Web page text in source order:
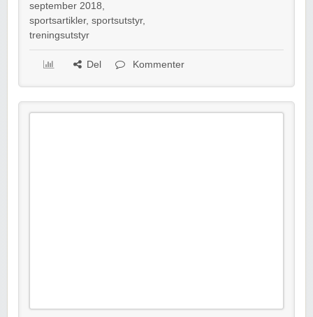
september 2018,
sportsartikler, sportsutstyr,
treningsutstyr
Del Kommenter